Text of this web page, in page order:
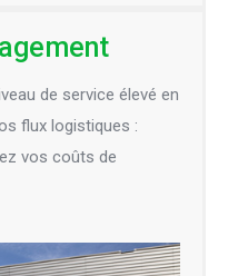
de service élevé en
flux logistiques :
vos coûts de